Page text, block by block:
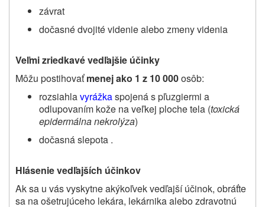
závrat
dočasné dvojité videnie alebo zmeny videnia
Veľmi zriedkavé vedľajšie účinky
Môžu postihovaťmenej ako 1 z 10 000osôb:
rozsiahlavyrážkaspojená s pľuzgiermi a
odlupovaním kože na veľkej ploche tela (toxická
epidermálna nekrolýza)
dočasná slepota .
Hlásenie vedľajších účinkov
Ak sa u vás vyskytne akýkoľvek vedľajší účinok, obráťte
sa na ošetrujúceho lekára, lekárnika alebo zdravotnú